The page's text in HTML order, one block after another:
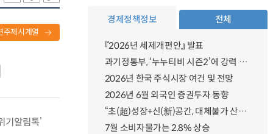
주제시계열
기알림톡’
경제정책정보 전체
『2026년 세제개편안』 발표
과기정통부, ‘누누티비 시즌2’에 강력 대응 의지 밝혀
2026년 한국 주식시장 여건 및 전망
2026년 6월 외국인 증권투자 동향
“초(超)성장+신(新)공간, 대체불가 산업강국”
7월 소비자물가는 2.8% 상승